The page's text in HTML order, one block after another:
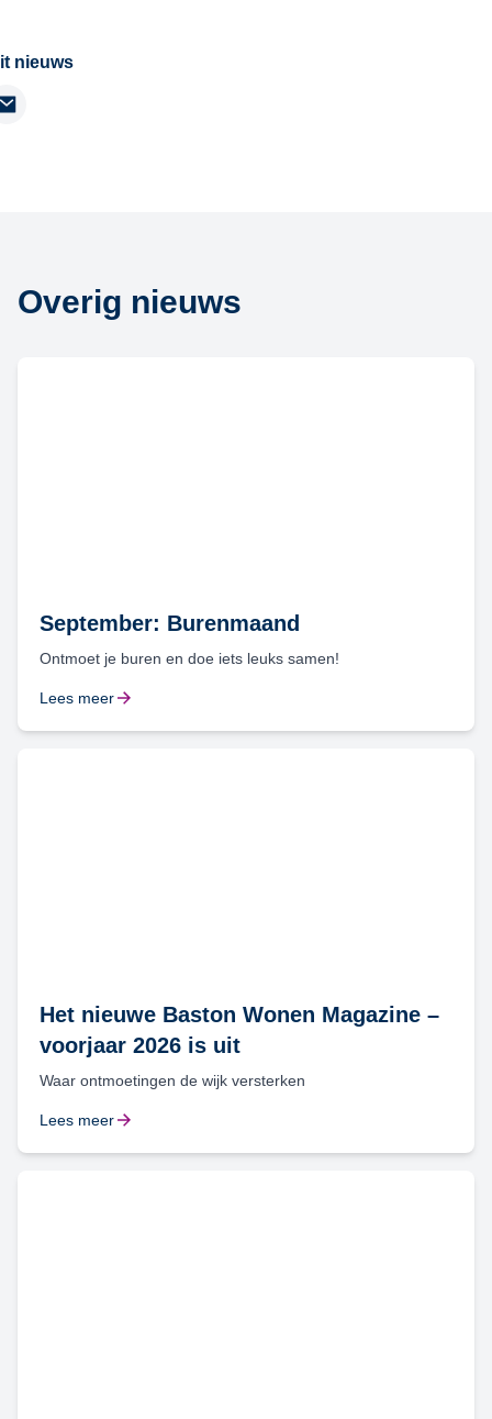
nieuws
Email
Overig nieuws
September: Burenmaand
Ontmoet je buren en doe iets leuks samen!
Lees meer
Het nieuwe Baston Wonen Magazine –
voorjaar 2026 is uit
Waar ontmoetingen de wijk versterken
Lees meer